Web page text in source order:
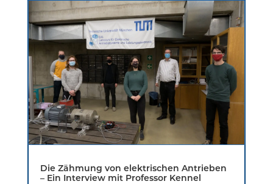
Die Zähmung von elektrischen Antrieben
– Ein Interview mit Professor Kennel